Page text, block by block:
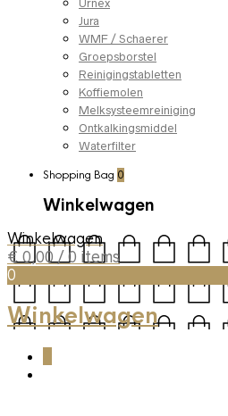
Urnex
Jura
WMF / Schaerer
Groepsborstel
Reinigingstabletten
Koffiemolen
Melksysteemreiniging
Ontkalkingsmiddel
Waterfilter
Shopping Bag 0
Winkelwagen
Winkelwagen
€ 0,00 / 0 items
0
Winkelwagen